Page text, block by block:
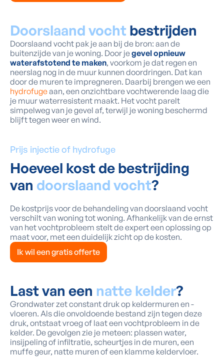
Doorslaand vocht bestrijden
Doorslaand vocht pak je aan bij de bron: aan de
buitenzijde van je woning. Door jegevel opnieuw
waterafstotend te maken, voorkom je dat regen en
neerslag nog in de muur kunnen doordringen. Dat kan
door de muren te impregneren. Daarbij brengen we een
hydrofugeaan, een onzichtbare vochtwerende laag die
je muur waterresistent maakt. Het vocht parelt
simpelweg van je gevel af, terwijl je woning beschermd
blijft tegen weer en wind.
Prijs injectie of hydrofuge
Hoeveel kost de bestrijding
van doorslaand vocht?
De kostprijs voor de behandeling van doorslaand vocht
verschilt van woning tot woning. Afhankelijk van de ernst
van het vochtprobleem stelt de expert een oplossing op
maat voor, met een duidelijk zicht op de kosten.
Ik wil een gratis offerte
Last van een natte kelder?
Grondwater zet constant druk op keldermuren en -
vloeren. Als die onvoldoende bestand zijn tegen deze
druk, ontstaat vroeg of laat een vochtprobleem in de
kelder. De gevolgen zie je meteen: plassen water,
insijpeling of infiltratie, scheurtjes in de muren, een
muffe geur, natte muren of een klamme keldervloer.